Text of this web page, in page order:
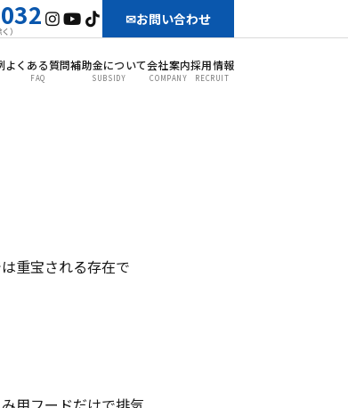
）
お問い合わせ
よくある質問
FAQ
補助金について
SUBSIDY
会社案内
COMPANY
採用情報
RECRUIT
重宝される存在で